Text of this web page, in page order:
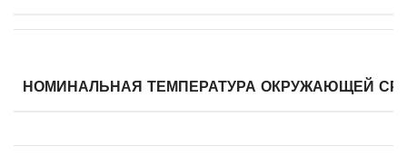
НОМИНАЛЬНАЯ ТЕМПЕРАТУРА ОКРУЖАЮЩЕЙ